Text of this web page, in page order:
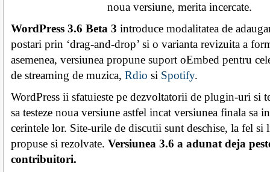
noua versiune, merita incercate.
WordPress 3.6 Beta 3 introduce modalitatea de
postari prin ‘drag-and-drop’ si o varianta revizuita a
asemenea, versiunea propune suport oEmbed pentru
de streaming de muzica, Rdio si Spotify.
WordPress ii sfatuieste pe dezvoltatorii de plugin-uri si
sa testeze noua versiune astfel incat versiunea finala sa
cerintele lor. Site-urile de discutii sunt deschise, la fel si
propuse si rezolvate. Versiunea 3.6 a adunat deja
contribuitori.